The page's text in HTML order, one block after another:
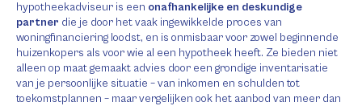
hypotheekadviseur is een onafhankelijke en deskundige
partner die je door het vaak ingewikkelde proces van
woningfinanciering loodst, en is onmisbaar voor zowel beginnende
huizenkopers als voor wie al een hypotheek heeft. Ze bieden niet
alleen op maat gemaakt advies door een grondige inventarisatie
van je persoonlijke situatie – van inkomen en schulden tot
toekomstplannen – maar vergelijken ook het aanbod van meer dan